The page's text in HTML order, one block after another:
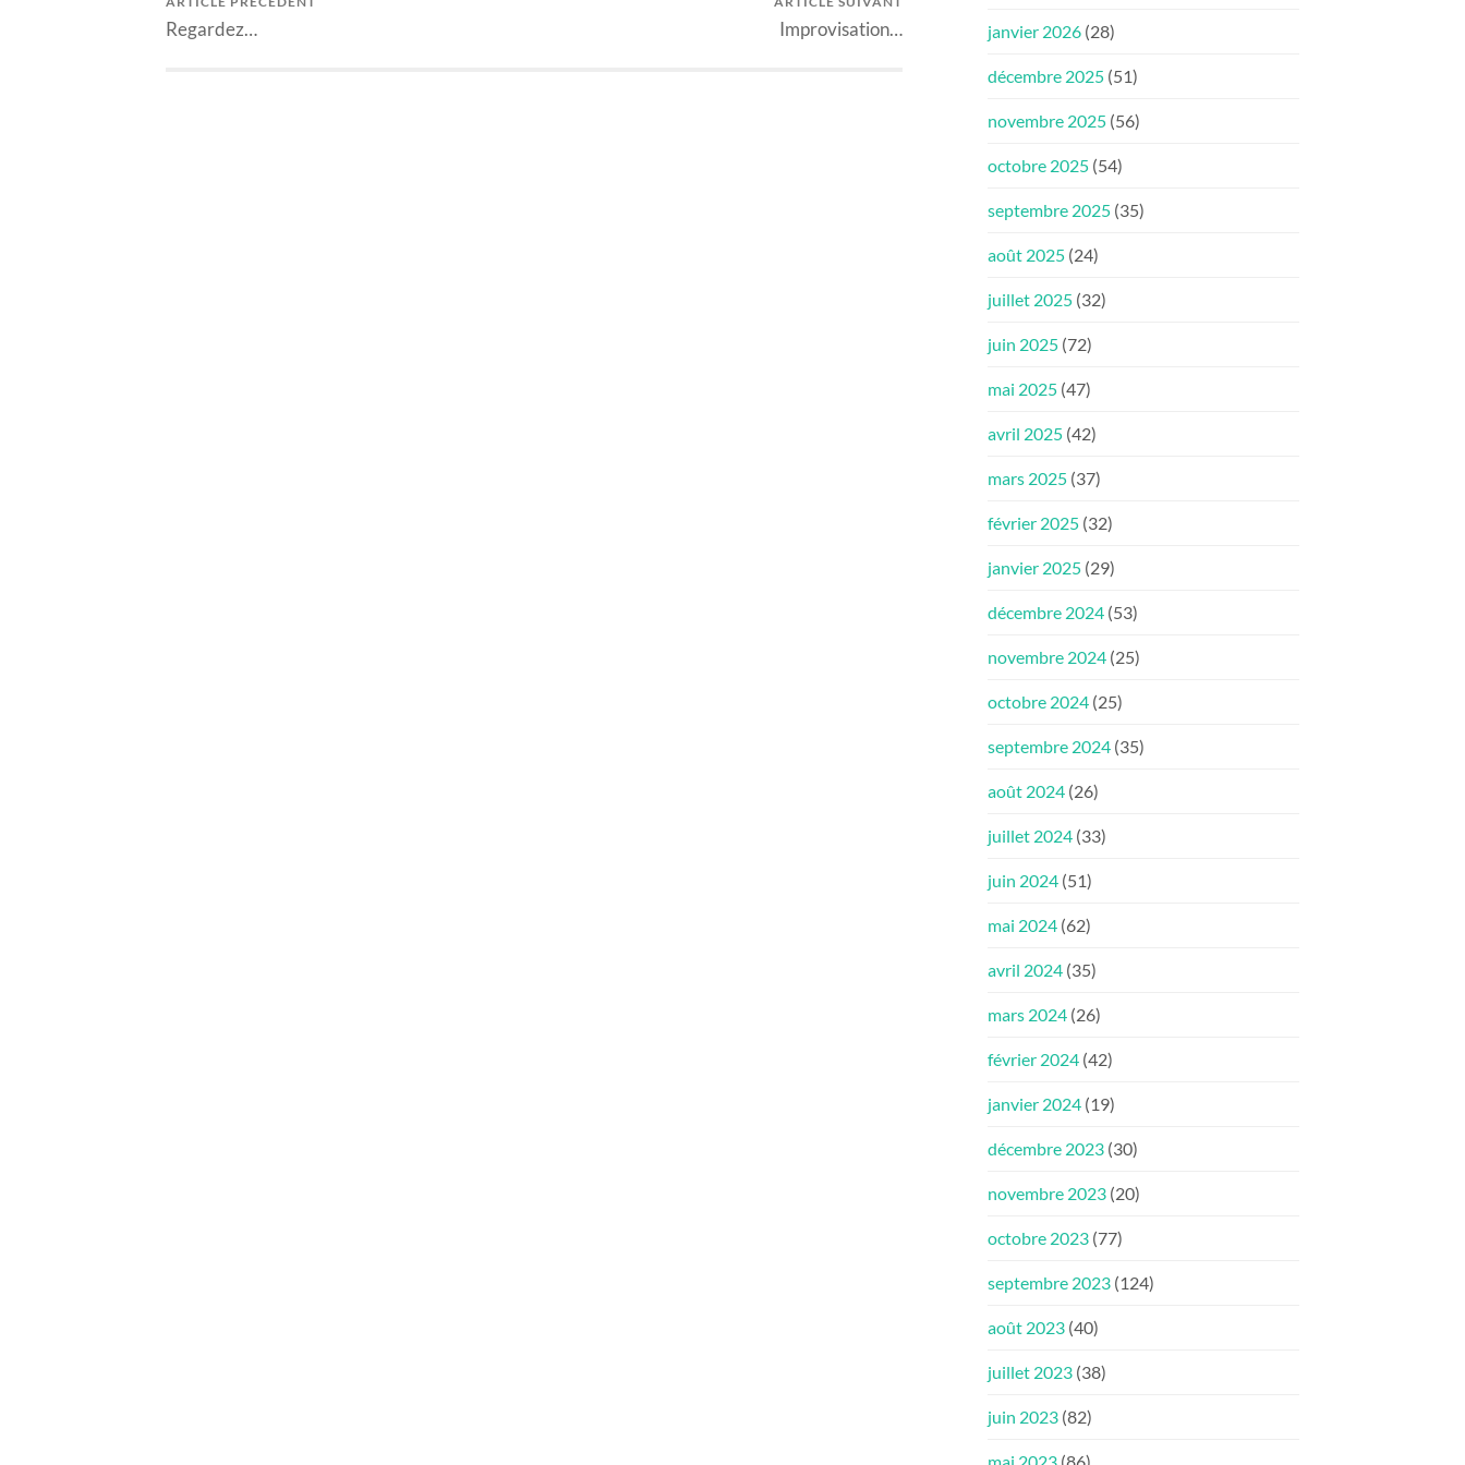
Regardez… Improvisation… janvier 2026 (28)
décembre 2025 (51)
novembre 2025 (56)
octobre 2025 (54)
septembre 2025 (35)
août 2025 (24)
juillet 2025 (32)
juin 2025 (72)
mai 2025 (47)
avril 2025 (42)
mars 2025 (37)
février 2025 (32)
janvier 2025 (29)
décembre 2024 (53)
novembre 2024 (25)
octobre 2024 (25)
septembre 2024 (35)
août 2024 (26)
juillet 2024 (33)
juin 2024 (51)
mai 2024 (62)
avril 2024 (35)
mars 2024 (26)
février 2024 (42)
janvier 2024 (19)
décembre 2023 (30)
novembre 2023 (20)
octobre 2023 (77)
septembre 2023 (124)
août 2023 (40)
juillet 2023 (38)
juin 2023 (82)
mai 2023 (86)